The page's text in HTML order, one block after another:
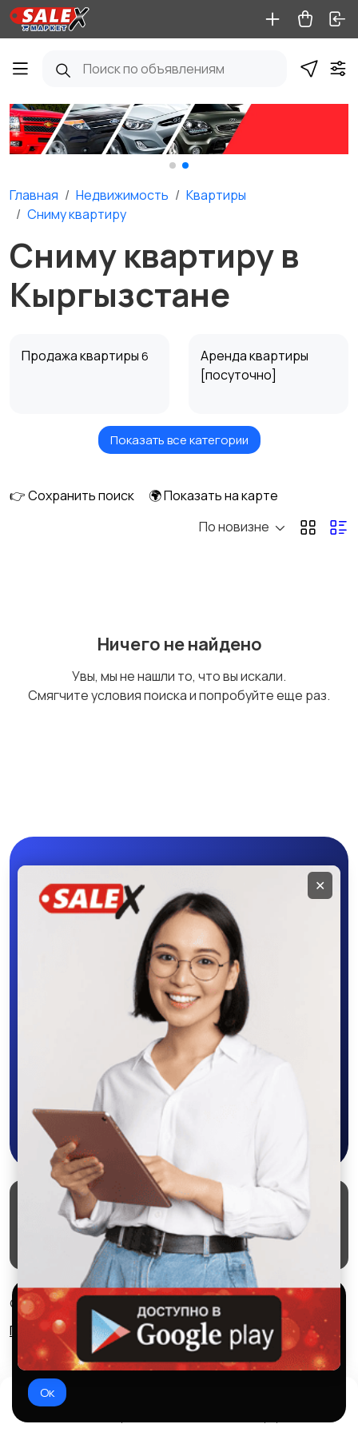
Главная Недвижимость
Квартиры
Сниму квартиру
Сниму квартиру в
Кыргызстане
Продажа квартиры 6
Аренда квартиры
[посуточно]
Аренда квартиры
Сниму квартиру
Показать все категории
👉 Сохранить поиск
🌍 Показать на карте
По новизне
Ничего не найдено
Увы, мы не нашли то, что вы искали.
Смягчите условия поиска и попробуйте еще раз.
Мобильное
приложение
Скачайте приложение в Google Play –
крутите колесо фортуны, выигрывайте
бонусы, удобно ищите и размещайте
объявления - все это в нашем мобильном
приложении SALEX!
Скачать в Google Play
Маркеты Блог
О проекте
Служба поддержки
Удаление аккаунта
Партнерка
© 2026 SALEX МАРКЕТ
Правила сервиса
Конфиденциальность
Используем куки и рекомендательные
технологии
Это чтобы сайт работал лучше. Оставаясь с нами, вы
соглашаетесь на использование файлов куки.
Ок
✕